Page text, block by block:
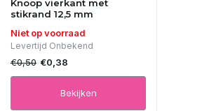
Knoop vierkant met
stikrand 12,5 mm
Niet op voorraad
Levertijd Onbekend
€0,50 €0,38
Bekijken